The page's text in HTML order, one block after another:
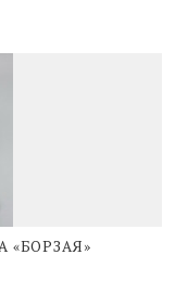
«БОРЗАЯ»